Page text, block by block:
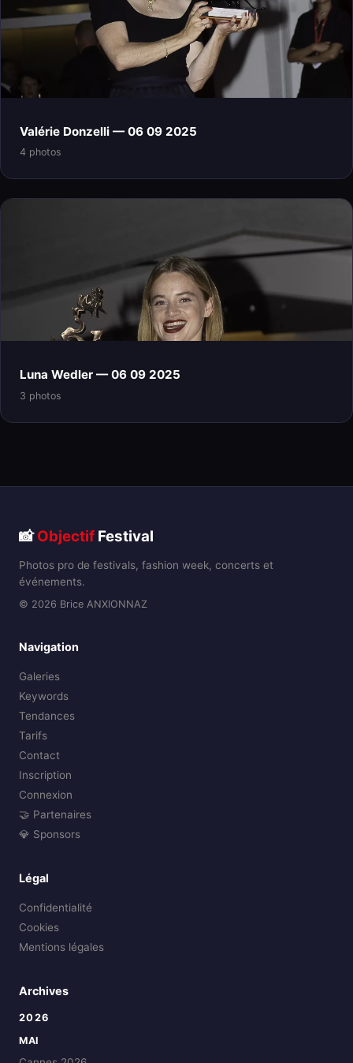
Valérie Donzelli — 06 09 2025
4 photos
Luna Wedler — 06 09 2025
3 photos
📸Objectif Festival
Photos pro de festivals, fashion week, concerts et
événements.
© 2026 Brice ANXIONNAZ
Navigation
Galeries
Keywords
Tendances
Tarifs
Contact
Inscription
Connexion
🤝 Partenaires
💎 Sponsors
Légal
Confidentialité
Cookies
Mentions légales
Archives
2026
MAI